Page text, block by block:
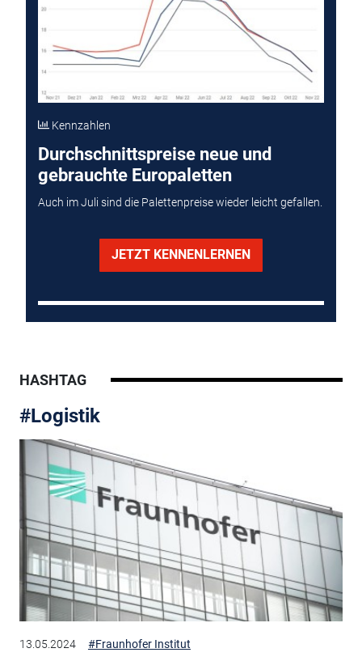
Kennzahlen
Durchschnittspreise neue und
gebrauchte Europaletten
Auch im Juli sind die Palettenpreise wieder leicht gefallen.
JETZT KENNENLERNEN
HASHTAG
#Logistik
13.05.2024 #Fraunhofer Institut